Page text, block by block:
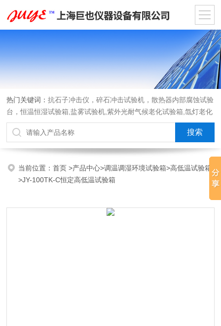
热门关键词：抗石子冲击仪，碎石冲击试验机，散热器内部腐蚀试验
台，恒温恒湿试验箱,盐雾试验机,紫外光耐气候老化试验箱,氙灯老化
试验箱，沙尘试验箱，淋雨试验箱，汽车内饰材料燃烧试验机
当前位置：首页>产品中心>调温调湿环境试验箱>高低温试验箱
>JY-100TK-C恒定高低温试验箱